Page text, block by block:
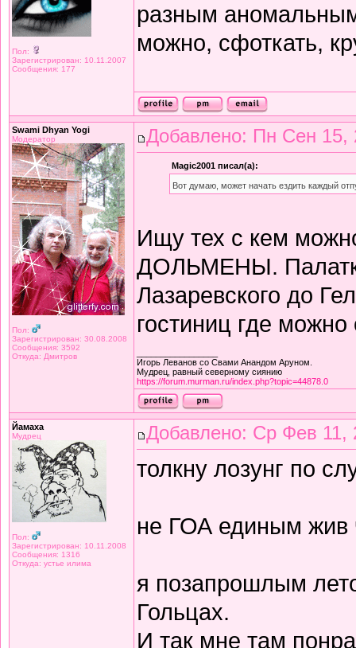
Пол:
Зарегистрирован: 10.11.2007
Сообщения: 177
разным
можно, сфоткать,
Swami Dhyan Yogi
Модератор
Пол:
Зарегистрирован: 30.08.2008
Сообщения: 3592
Откуда: Дмитров
Добавлено: Пн Сен 15,
Magic2001 писал(а):
Вот думаю, может начать ездить каждый
Ищу тех с кем
ДОЛЬМЕНЫ.
Лазаревского до
гостиниц где можно
Игорь Леванов со Свами Анандом Аруном.
Мудрец, равный северному сиянию
https://forum.murman.ru/index.php?topic=44878.0
Йамаха
Мудрец
Пол:
Зарегистрирован: 10.11.2008
Сообщения: 1316
Откуда: устье илима
Добавлено: Ср Фев 11,
толкну лозунг по
не ГОА единым жив
я позапрошлым
Гольцах.
И так мне там